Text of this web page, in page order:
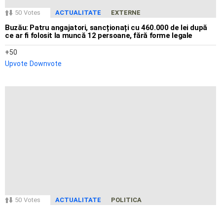
50 Votes ACTUALITATE EXTERNE
Buzău: Patru angajatori, sancționați cu 460.000 de lei după
ce ar fi folosit la muncă 12 persoane, fără forme legale
50
Upvote Downvote
50 Votes ACTUALITATE POLITICA